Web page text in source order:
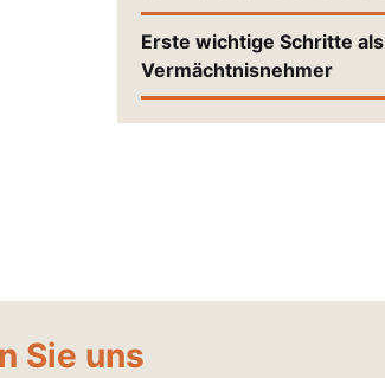
Erste wichtige Schritte als
Vermächtnisnehmer
Sie uns